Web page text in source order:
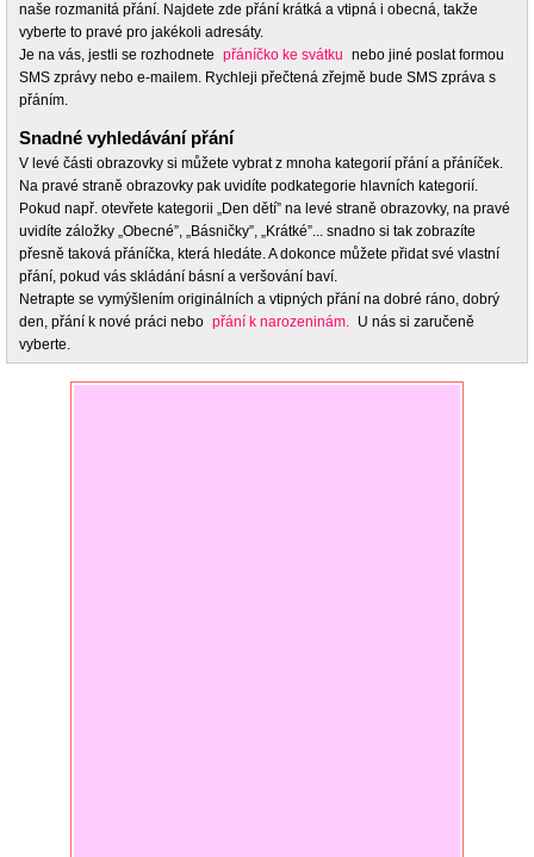
naše rozmanitá přání. Najdete zde přání krátká a vtipná i obecná, takže
vyberte to pravé pro jakékoli adresáty.
Je na vás, jestli se rozhodnete přáníčko ke svátku nebo jiné poslat formou
SMS zprávy nebo e-mailem. Rychleji přečtená zřejmě bude SMS zpráva s
přáním.
Snadné vyhledávání přání
V levé části obrazovky si můžete vybrat z mnoha kategorií přání a přáníček.
Na pravé straně obrazovky pak uvidíte podkategorie hlavních kategorií.
Pokud např. otevřete kategorii „Den dětí” na levé straně obrazovky, na pravé
uvidíte záložky „Obecné”, „Básničky”, „Krátké”... snadno si tak zobrazíte
přesně taková přáníčka, která hledáte. A dokonce můžete přidat své vlastní
přání, pokud vás skládání básní a veršování baví.
Netrapte se vymýšlením originálních a vtipných přání na dobré ráno, dobrý
den, přání k nové práci nebo přání k narozeninám. U nás si zaručeně
vyberte.